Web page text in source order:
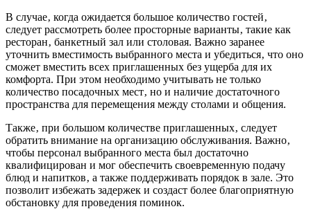
В случае‚ когда ожидается большое количество гостей‚
следует рассмотреть более просторные варианты‚ такие как
ресторан‚ банкетный зал или столовая. Важно заранее
уточнить вместимость выбранного места и убедиться‚ что оно
сможет вместить всех приглашенных без ущерба для их
комфорта. При этом необходимо учитывать не только
количество посадочных мест‚ но и наличие достаточного
пространства для перемещения между столами и общения.
Также‚ при большом количестве приглашенных‚ следует
обратить внимание на организацию обслуживания. Важно‚
чтобы персонал выбранного места был достаточно
квалифицирован и мог обеспечить своевременную подачу
блюд и напитков‚ а также поддерживать порядок в зале. Это
позволит избежать задержек и создаст более благоприятную
обстановку для проведения поминок.